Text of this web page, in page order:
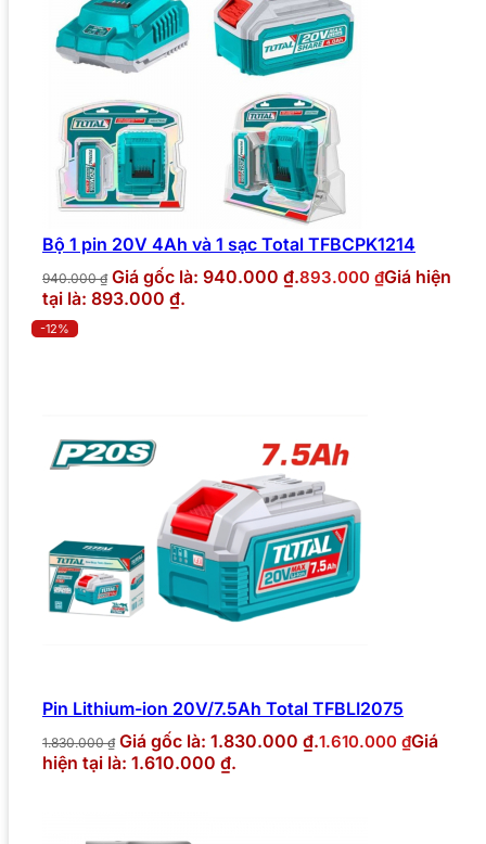
Bộ 1 pin 20V 4Ah và 1 sạc Total TFBCPK1214
940.000₫ Giá gốc là: 940.000 ₫.893.000 ₫Giá hiện
tại là: 893.000 ₫.
-12%
Pin Lithium-ion 20V/7.5Ah Total TFBLI2075
1.830.000₫ Giá gốc là: 1.830.000 ₫.1.610.000 ₫Giá
hiện tại là: 1.610.000 ₫.